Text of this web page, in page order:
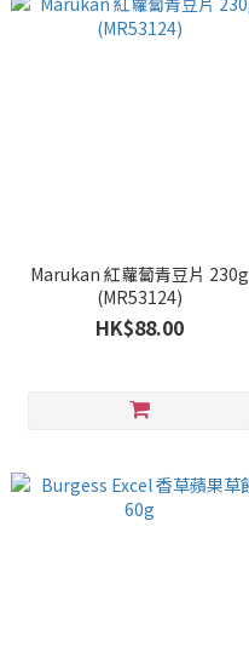
Marukan 紅蘿蔔青豆片 230g
(MR53124)
HK$88.00